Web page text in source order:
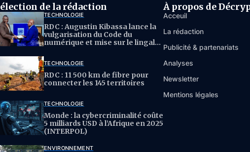
de la rédaction
TECHNOLOGIE
RDC : Augustin Kibassa lance la
vulgarisation du Code du
numérique et mise sur le lingala
TECHNOLOGIE
RDC : 11 500 km de fibre pour
connecter les 145 territoires
TECHNOLOGIE
Monde : la cybercriminalité coûte
5 milliards USD à l’Afrique en 2025
(INTERPOL)
ENVIRONNEMENT
À propos de
Acceuil
La rédaction
Publicité & partenariats
Analyses
Newsletter
Mentions légales